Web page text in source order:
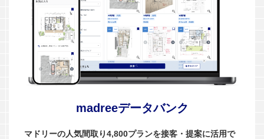
madreeデータバンク
マドリーの人気間取り4,800プランを接客・提案に活用で